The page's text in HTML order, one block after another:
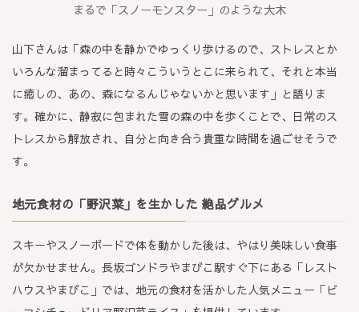
まるで「スノーモンスター」のような大木
山下さんは「森の中を静かでゆっくり歩けるので、ストレスとか
いろんな溜まってると時々こういうとこに来られて、それと本当
に癒しの、あの、森になるんじゃないかと思います」と語りま
す。確かに、静寂に包まれた雪の森の中を歩くことで、日常のス
トレスから解放され、自分と向き合う貴重な時間を過ごせそうで
す。
地元食材の「野沢菜」を生かした 絶品グルメ
スキーやスノーボードで体を動かした後は、やはり美味しい食事
が欠かせません。長坂ゴンドラやまびこ駅すぐ下にある「レスト
ハウスやまびこ」では、地元の食材を活かした人気メニュー「ビ